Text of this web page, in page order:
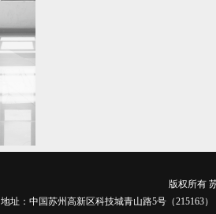
版权所有
地址：中国苏州高新区科技城青山路5号（215163）